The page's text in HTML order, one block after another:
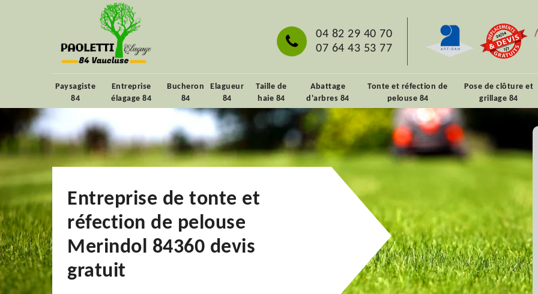
04 82 29 40 70
07 64 43 53 77
Paysagiste
84
Entreprise
élagage 84
Bucheron
84
Elagueur
84
Taille de
haie 84
Abattage
d'arbres 84
Tonte et réfection de
pelouse 84
Pose de clôture et
grillage 84
Entreprise de tonte et
réfection de pelouse
Merindol 84360 devis
gratuit